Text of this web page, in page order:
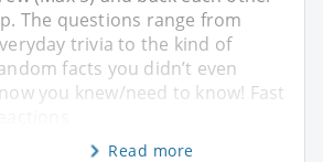
The questions range from
trivia to the kind of
facts you didn’t even
you knew/need to know! Fast
Read more